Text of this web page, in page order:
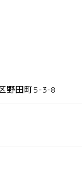
ヤ
野田町5-3-8